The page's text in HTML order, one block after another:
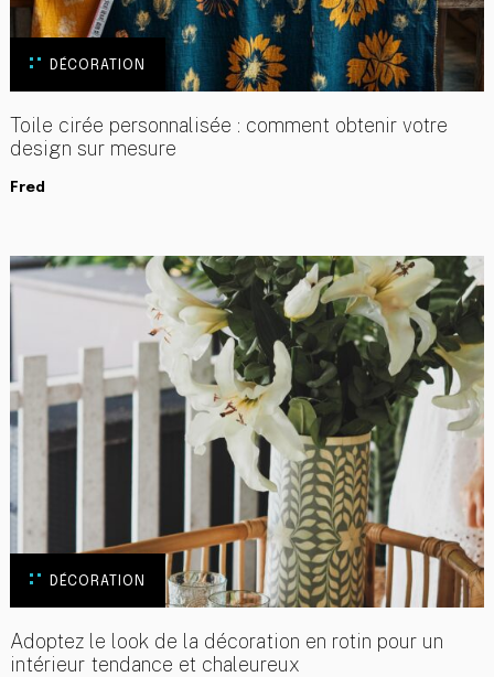
DÉCORATION
Toile cirée personnalisée : comment obtenir votre
design sur mesure
Fred
DÉCORATION
Adoptez le look de la décoration en rotin pour un
intérieur tendance et chaleureux